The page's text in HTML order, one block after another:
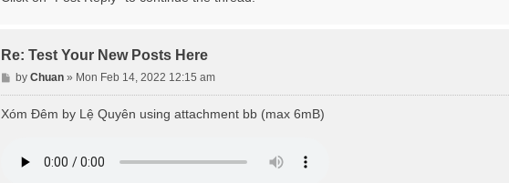
Re: Test Your New Posts Here
P
o
s
by Chuan» Mon Feb 14, 2022 12:15 am
Xóm Đêm by Lệ Quyên using attachment bb (max 6mB)